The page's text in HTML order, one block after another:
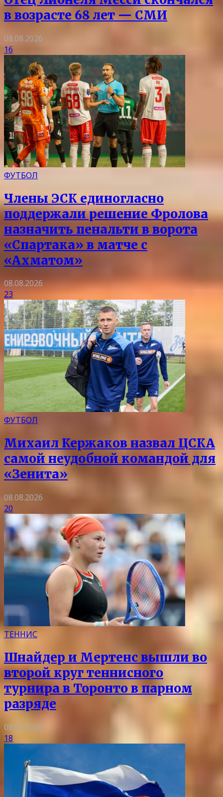
в возрасте 68 лет — СМИ
08.08.2026
16
ФУТБОЛ
Члены ЭСК единогласно
поддержали решение Фролова
назначить пенальти в ворота
«Спартака» в матче с
«Ахматом»
08.08.2026
23
ФУТБОЛ
Михаил Кержаков назвал ЦСКА
самой неудобной командой для
«Зенита»
08.08.2026
20
ТЕННИС
Шнайдер и Мертенс вышли во
второй круг теннисного
турнира в Торонто в парном
разряде
08.08.2026
18